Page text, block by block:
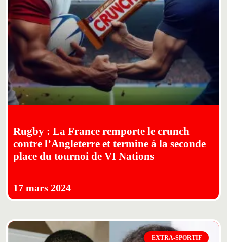
Rugby : La France remporte le crunch
contre l’Angleterre et termine à la seconde
place du tournoi de VI Nations
17 mars 2024
EXTRA-SPORTIF